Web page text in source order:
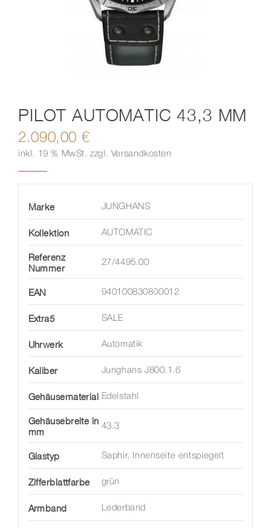
PILOT AUTOMATIC 43,3 MM
2.090,00 €
inkl. 19 % MwSt. zzgl. Versandkosten
Marke JUNGHANS
Kollektion AUTOMATIC
Referenz
Nummer
27/4495.00
EAN 940100830800012
Extra5 SALE
Uhrwerk Automatik
Kaliber Junghans J800.1.6
Gehäusematerial Edelstahl
Gehäusebreite in
mm
43.3
Glastyp Saphir, Innenseite entspiegelt
Zifferblattfarbe grün
Armband Lederband